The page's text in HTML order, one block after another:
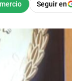
Seguir en